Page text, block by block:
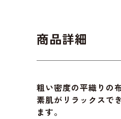
商品詳細
粗い密度の平織りの
素肌がリラックスで
ます。